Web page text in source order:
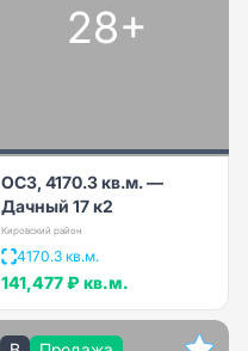
28+
ОСЗ, 4170.3 кв.м. —
Дачный 17 к2
Кировский район
4170.3 кв.м.
141,477 ₽ кв.м.